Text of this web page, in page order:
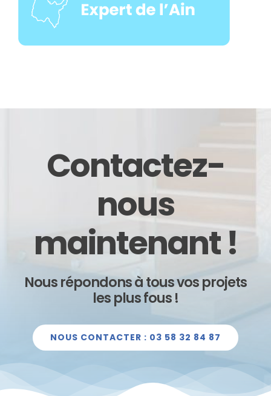
Contactez-
nous
maintenant !
Nous répondons à tous vos projets
les plus fous !
NOUS CONTACTER : 03 58 32 84 87